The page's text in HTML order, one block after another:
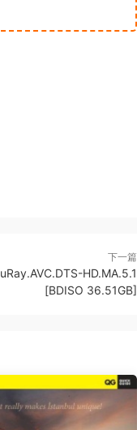
下一篇
HD.MA.5.1
[BDISO 36.51GB]